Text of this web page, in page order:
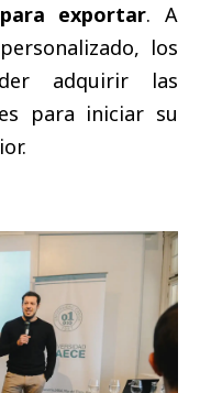
exportar. A
los
adquirir las
para iniciar su